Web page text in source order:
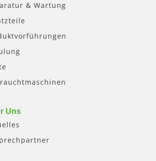
& Wartung
Uns